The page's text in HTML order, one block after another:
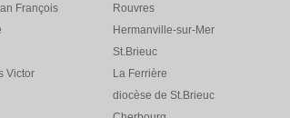
François
Rouvres
Hermanville-sur-Mer
St.Brieuc
Victor
La Ferrière
diocèse de St.Brieuc